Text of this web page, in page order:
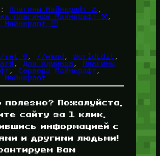
Плагины Майнкрафт ♨️
плагинов Майнкрафт ⚒️
Майнкрафт 🛜
set 0, //wand , WorldEdit
, Для Админов,
Плагины
, Сервера Майнкрафт
Майнкрафт
полезно? Пожалуйста,
сайту за 1 клик,
информацией с
и другими людьми!
Вам